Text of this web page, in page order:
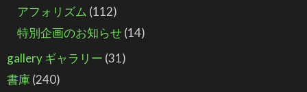
アフォリズム (112)
特別企画のお知らせ(14)
gallery ギャラリー (31)
書庫(240)